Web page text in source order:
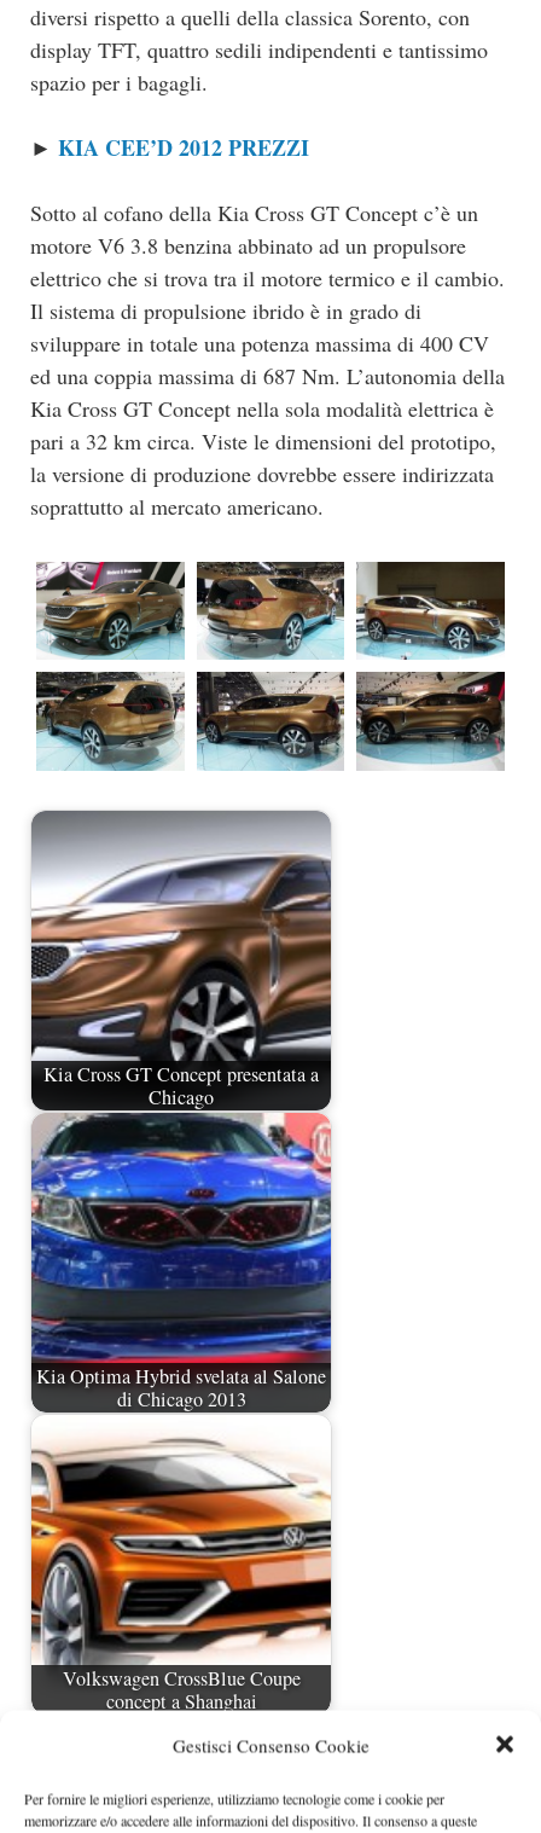
Gestisci Consenso Cookie
Per fornire le migliori esperienze, utilizziamo tecnologie come i cookie per
memorizzare e/o accedere alle informazioni del dispositivo. Il consenso a queste
diversi rispetto a quelli della classica Sorento, con
display TFT, quattro sedili indipendenti e tantissimo
spazio per i bagagli.
► KIA CEE’D 2012 PREZZI
Sotto al cofano della Kia Cross GT Concept c’è un
motore V6 3.8 benzina abbinato ad un propulsore
elettrico che si trova tra il motore termico e il cambio.
Il sistema di propulsione ibrido è in grado di
sviluppare in totale una potenza massima di 400 CV
ed una coppia massima di 687 Nm. L’autonomia della
Kia Cross GT Concept nella sola modalità elettrica è
pari a 32 km circa. Viste le dimensioni del prototipo,
la versione di produzione dovrebbe essere indirizzata
soprattutto al mercato americano.
Kia Cross GT Concept presentata a
Chicago
Kia Optima Hybrid svelata al Salone
di Chicago 2013
Volkswagen CrossBlue Coupe
concept a Shanghai